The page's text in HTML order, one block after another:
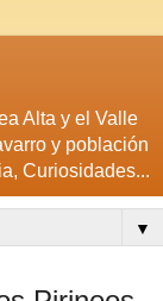
Alta y el Valle
y población
Curiosidades...
▼